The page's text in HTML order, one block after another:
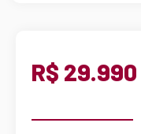
R$ 29.990